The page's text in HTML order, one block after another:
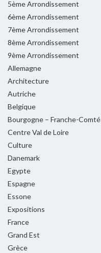
5ème Arrondissement
6ème Arrondissement
7ème Arrondissement
8ème Arrondissement
9ème Arrondissement
Allemagne
Architecture
Autriche
Belgique
Bourgogne – Franche-Comté
Centre Val de Loire
Culture
Danemark
Egypte
Espagne
Essone
Expositions
France
Grand Est
Grèce